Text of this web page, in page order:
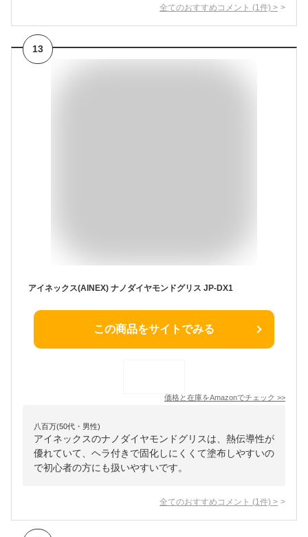
全てのおすすめコメント (1 件) >
13
アイネックス(AINEX) ナノダイヤモンドグリス JP-DX1
この商品をサイトでみる
価格と在庫をAmazonでチェック >>
八百万(50代・男性)
アイネックスのナノダイヤモンドグリスは、熱伝導性が
優れていて、ヘラ付きで固化しにくくて塗布しやすいの
で初心者の方にも扱いやすいです。
全てのおすすめコメント (1 件) >